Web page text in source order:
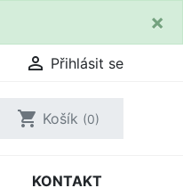
×
 Přihlásit se
shopping_cart Košík (0)
KONTAKT